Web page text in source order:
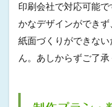
印刷会社で対応可能
かなデザインができ
紙面づくりができな
ん。あしからずご了承